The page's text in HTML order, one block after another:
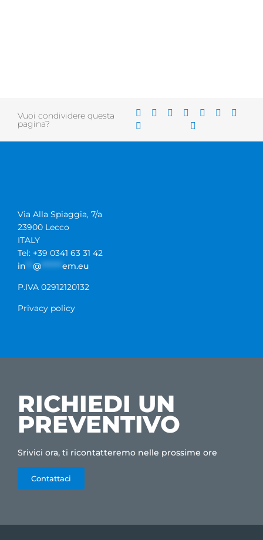
Vuoi condividere questa
pagina?
Via Alla Spiaggia, 7/a
23900 Lecco
ITALY
Tel: +39 0341 63 31 42
in
@ ****** em.eu
P.IVA 02912120132
Privacy policy
RICHIEDI UN
PREVENTIVO
Srivici ora, ti ricontatteremo nelle prossime ore
Contattaci